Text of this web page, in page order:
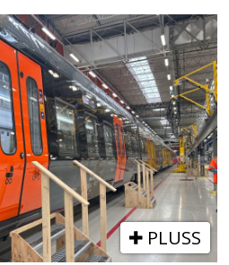
PLUSS